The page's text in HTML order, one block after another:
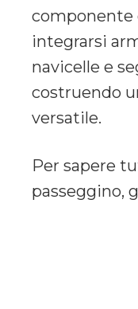
componente
integrarsi
navicelle e
costruendo
versatile.
Per sapere
passeggino,